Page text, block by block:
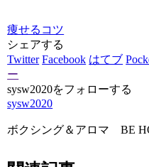
痩せるコツ
シェアする
Twitter Facebook はてブ
ー
sysw2020をフォローする
sysw2020
ボクシング＆アロマ BE